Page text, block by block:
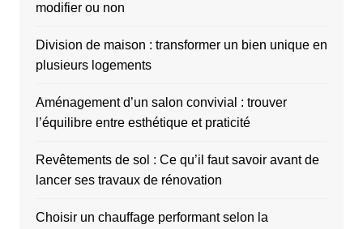
modifier ou non
Division de maison : transformer un bien unique en
plusieurs logements
Aménagement d’un salon convivial : trouver
l’équilibre entre esthétique et praticité
Revêtements de sol : Ce qu’il faut savoir avant de
lancer ses travaux de rénovation
Choisir un chauffage performant selon la